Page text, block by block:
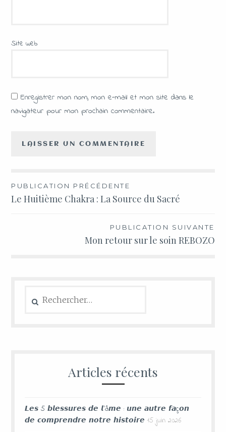
Site web
Enregistrer mon nom, mon e-mail et mon site dans le
navigateur pour mon prochain commentaire.
PUBLICATION PRÉCÉDENTE
Le Huitième Chakra : La Source du Sacré
PUBLICATION SUIVANTE
Mon retour sur le soin REBOZO
Articles récents
𝙇𝙚𝙨 5 𝙗𝙡𝙚𝙨𝙨𝙪𝙧𝙚𝙨 𝙙𝙚 𝙡’â𝙢𝙚 : 𝙪𝙣𝙚 𝙖𝙪𝙩𝙧𝙚 𝙛𝙖ç𝙤𝙣
𝙙𝙚 𝙘𝙤𝙢𝙥𝙧𝙚𝙣𝙙𝙧𝙚 𝙣𝙤𝙩𝙧𝙚 𝙝𝙞𝙨𝙩𝙤𝙞𝙧𝙚 15 juin 2026